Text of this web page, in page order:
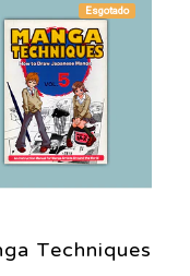
Esgotado
Techniques